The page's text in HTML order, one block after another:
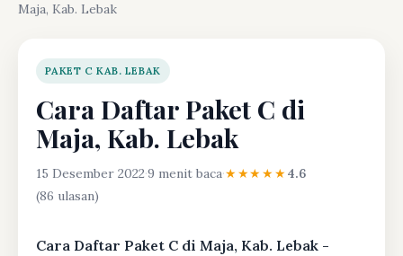
Maja, Kab. Lebak
PAKET C KAB. LEBAK
Cara Daftar Paket C di
Maja, Kab. Lebak
15 Desember 2022·9 menit baca·★★★★★4.6
(86 ulasan)
Cara Daftar Paket C di Maja, Kab. Lebak -